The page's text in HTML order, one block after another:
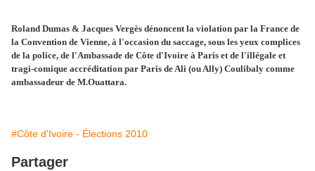
Roland Dumas & Jacques Vergès dénoncent la violation par la France de
la Convention de Vienne, à l'occasion du saccage, sous les yeux complices
de la police, de l'Ambassade de Côte d'Ivoire à Paris et de l'illégale et
tragi-comique accréditation par Paris de Ali (ou Ally) Coulibaly comme
ambassadeur de M.Ouattara.
#Côte d'Ivoire - Élections 2010
Partager